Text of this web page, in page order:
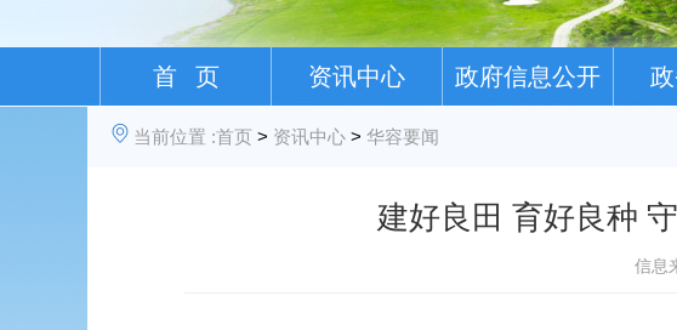
首 页 资讯中心 政府信息公开
当前位置 :首页 > 资讯中心 > 华容要闻
建好良田 育好良种
信息